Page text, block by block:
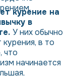
курение на
в
У них обычно
в то
что
начинается